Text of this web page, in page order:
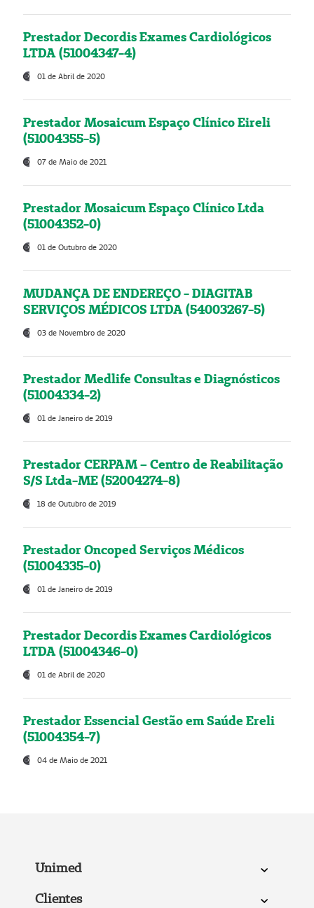
Prestador Decordis Exames Cardiológicos
LTDA (51004347-4)
01 de Abril de 2020
Prestador Mosaicum Espaço Clínico Eireli
(51004355-5)
07 de Maio de 2021
Prestador Mosaicum Espaço Clínico Ltda
(51004352-0)
01 de Outubro de 2020
MUDANÇA DE ENDEREÇO - DIAGITAB
SERVIÇOS MÉDICOS LTDA (54003267-5)
03 de Novembro de 2020
Prestador Medlife Consultas e Diagnósticos
(51004334-2)
01 de Janeiro de 2019
Prestador CERPAM – Centro de Reabilitação
S/S Ltda-ME (52004274-8)
18 de Outubro de 2019
Prestador Oncoped Serviços Médicos
(51004335-0)
01 de Janeiro de 2019
Prestador Decordis Exames Cardiológicos
LTDA (51004346-0)
01 de Abril de 2020
Prestador Essencial Gestão em Saúde Ereli
(51004354-7)
04 de Maio de 2021
Unimed
Clientes